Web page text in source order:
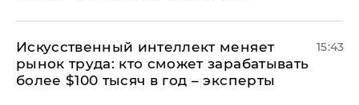
Искусственный интеллект меняет
рынок труда: кто сможет зарабатывать
более $100 тысяч в год – эксперты
15:43